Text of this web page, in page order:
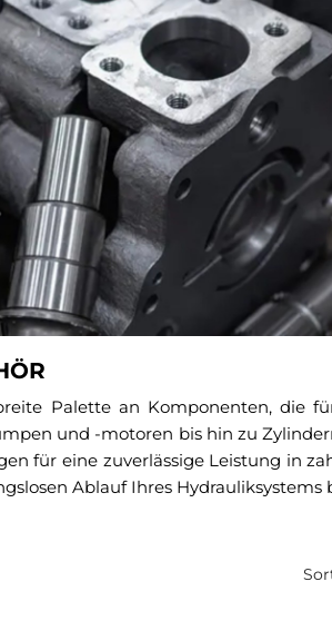
Palette an Komponenten, die
und -motoren bis hin zu
für eine zuverlässige Leistung in
Ablauf Ihres Hydrauliksystems